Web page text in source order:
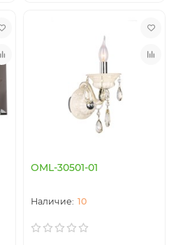
OML-30501-01
10